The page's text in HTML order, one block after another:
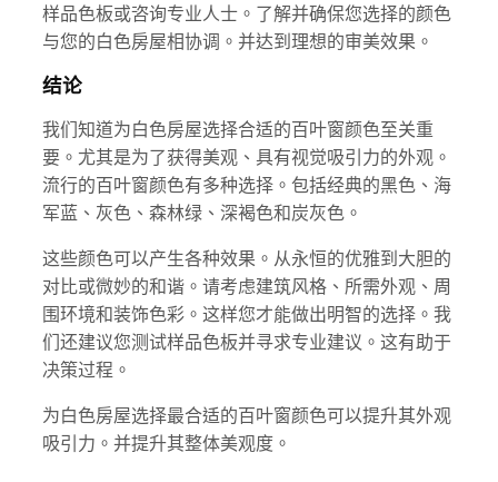
样品色板或咨询专业人士。了解并确保您选择的颜色
与您的白色房屋相协调。并达到理想的审美效果。
结论
我们知道为白色房屋选择合适的百叶窗颜色至关重
要。尤其是为了获得美观、具有视觉吸引力的外观。
流行的百叶窗颜色有多种选择。包括经典的黑色、海
军蓝、灰色、森林绿、深褐色和炭灰色。
这些颜色可以产生各种效果。从永恒的优雅到大胆的
对比或微妙的和谐。请考虑建筑风格、所需外观、周
围环境和装饰色彩。这样您才能做出明智的选择。我
们还建议您测试样品色板并寻求专业建议。这有助于
决策过程。
为白色房屋选择最合适的百叶窗颜色可以提升其外观
吸引力。并提升其整体美观度。